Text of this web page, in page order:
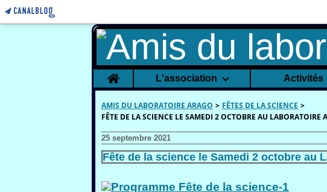
Home L'association Activités
AMIS DU LABORATOIRE ARAGO > FÊTES DE LA SCIENCE >
FÊTE DE LA SCIENCE LE SAMEDI 2 OCTOBRE AU LABORATOIRE
25 septembre 2021
Fête de la science le Samedi 2 octobre au